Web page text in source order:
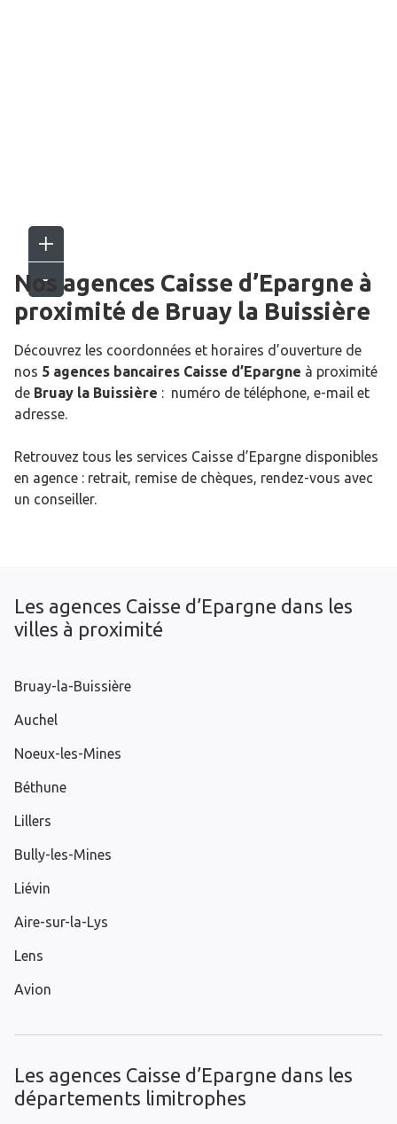
Nos agences Caisse d’Epargne à
proximité de Bruay la Buissière
Découvrez les coordonnées et horaires d’ouverture de
nos 5 agences bancaires Caisse d’Epargne à proximité
de Bruay la Buissière : numéro de téléphone, e-mail et
adresse.
Retrouvez tous les services Caisse d’Epargne disponibles
en agence : retrait, remise de chèques, rendez-vous avec
un conseiller.
Les agences Caisse d’Epargne dans les
villes à proximité
Bruay-la-Buissière
Auchel
Noeux-les-Mines
Béthune
Lillers
Bully-les-Mines
Liévin
Aire-sur-la-Lys
Lens
Avion
Les agences Caisse d’Epargne dans les
départements limitrophes